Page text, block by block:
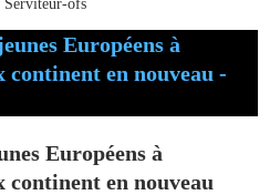
Serviteur-ofs
Européens à
en nouveau